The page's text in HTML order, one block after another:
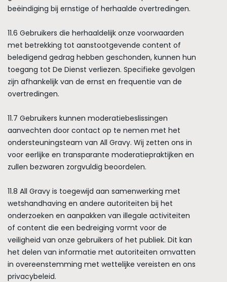
beëindiging bij ernstige of herhaalde overtredingen.
11.6 Gebruikers die herhaaldelijk onze voorwaarden
met betrekking tot aanstootgevende content of
beledigend gedrag hebben geschonden, kunnen hun
toegang tot De Dienst verliezen. Specifieke gevolgen
zijn afhankelijk van de ernst en frequentie van de
overtredingen.
11.7 Gebruikers kunnen moderatiebeslissingen
aanvechten door contact op te nemen met het
ondersteuningsteam van All Gravy. Wij zetten ons in
voor eerlijke en transparante moderatiepraktijken en
zullen bezwaren zorgvuldig beoordelen.
11.8 All Gravy is toegewijd aan samenwerking met
wetshandhaving en andere autoriteiten bij het
onderzoeken en aanpakken van illegale activiteiten
of content die een bedreiging vormt voor de
veiligheid van onze gebruikers of het publiek. Dit kan
het delen van informatie met autoriteiten omvatten
in overeenstemming met wettelijke vereisten en ons
privacybeleid.